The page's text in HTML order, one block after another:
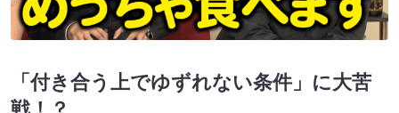
「付き合う上でゆずれない条件」に大苦